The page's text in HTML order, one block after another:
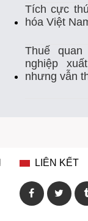
Thủy Sản Việt Nam
Tự Ghi Nhiệt Độ
Xuất Khẩu Thuỷ
Tích cực
hóa Việt
Thuế
nghiệp
nhưng vẫn
LIÊN KẾT